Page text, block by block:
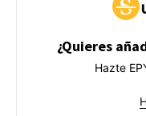
¿Quieres
Hazte